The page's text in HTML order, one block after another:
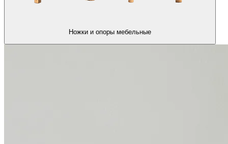
Ножки и опоры мебельные